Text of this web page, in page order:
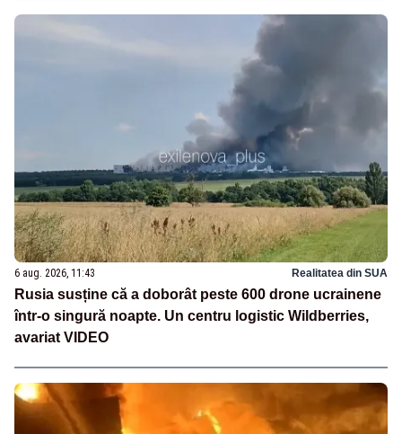
6 aug. 2026, 11:43 Realitatea din SUA
Rusia susține că a doborât peste 600 drone ucrainene
într-o singură noapte. Un centru logistic Wildberries,
avariat VIDEO